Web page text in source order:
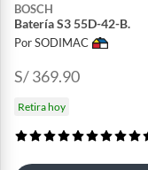
BOSCH
Batería S3 55D-42-B.
Por SODIMAC
S/ 369.90
Retira hoy